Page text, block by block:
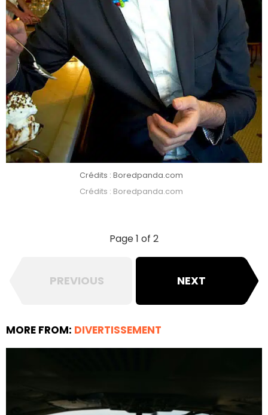
Crédits : Boredpanda.com
Crédits : Boredpanda.com
Page 1 of 2
PREVIOUS NEXT
MORE FROM: DIVERTISSEMENT